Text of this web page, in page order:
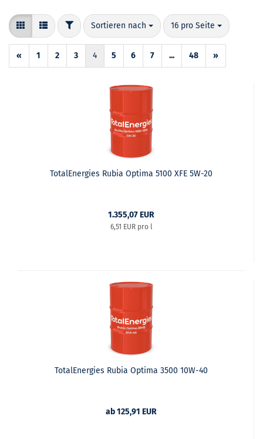
FILTERSortieren nach
Sortieren nach 16 pro Seite
pro Seite
« 1 2 3 4 5 6 7 ... 48 »
TotalEnergies Rubia Optima 5100 XFE 5W-20
1.355,07 EUR
6,51 EUR pro l
TotalEnergies Rubia Optima 3500 10W-40
ab 125,91 EUR